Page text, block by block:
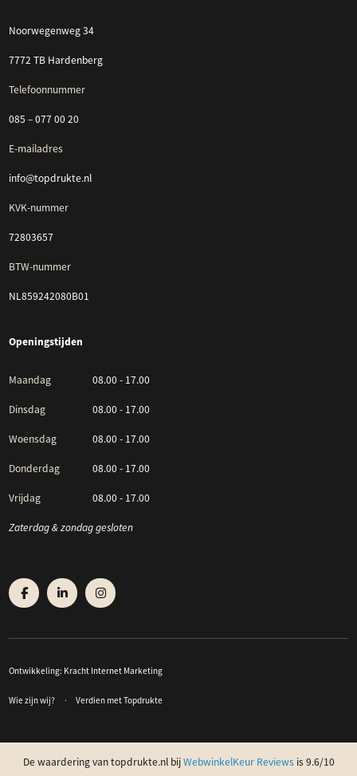
Noorwegenweg 34
7772 TB Hardenberg
Telefoonnummer
085 – 077 00 20
E-mailadres
info@topdrukte.nl
KVK-nummer
72803657
BTW-nummer
NL859242080B01
Openingstijden
Maandag 08.00 - 17.00
Dinsdag 08.00 - 17.00
Woensdag 08.00 - 17.00
Donderdag 08.00 - 17.00
Vrijdag 08.00 - 17.00
Zaterdag & zondag gesloten
Ontwikkeling: Kracht Internet Marketing
Wie zijn wij? Verdien met Topdrukte
De waardering van topdrukte.nl bijWebwinkelKeur Reviewsis 9.6/10